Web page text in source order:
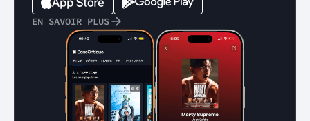
EN SAVOIR PLUS